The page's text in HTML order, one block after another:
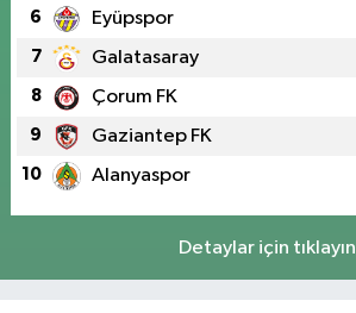
6 Eyüpspor
7 Galatasaray
8 Çorum FK
9 Gaziantep FK
10 Alanyaspor
Detaylar için tıklayın